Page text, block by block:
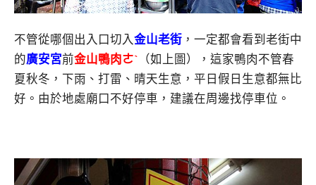
不管從哪個出入口切入金山老街 ，一定都會看到老街中
的廣安宮前金山鴨肉ㄜˋ （如上圖），這家鴨肉不管春
夏秋冬，下雨、打雷、晴天生意，平日假日生意都無比
好。由於地處廟口不好停車，建議在周邊找停車位。